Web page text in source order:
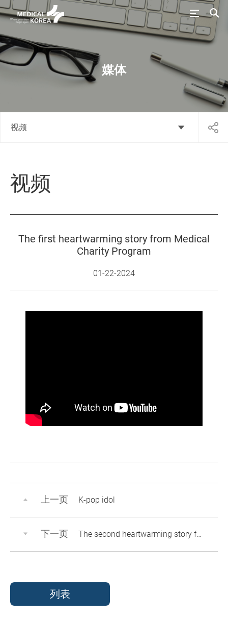
媒体
视频
视频
The first heartwarming story from Medical
Charity Program
01-22-2024
上一页 K-pop idol
下一页 The second heartwarming story from Medical Charity Program
列表